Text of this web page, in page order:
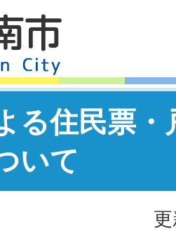
る住民票・
いて